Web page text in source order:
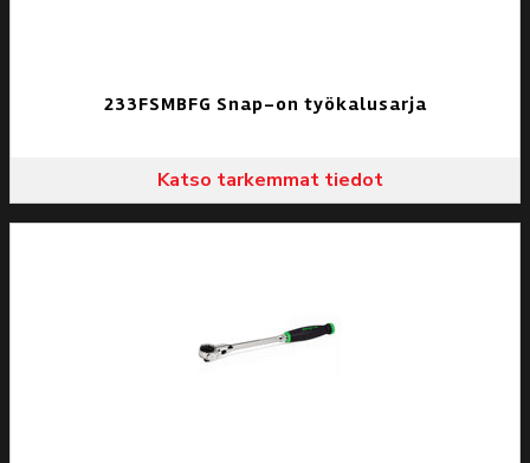
233FSMBFG Snap-on työkalusarja
Katso tarkemmat tiedot